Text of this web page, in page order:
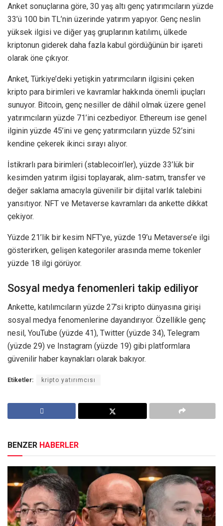
Anket sonuçlarına göre, 30 yaş altı genç yatırımcıların yüzde
33’ü 100 bin TL’nin üzerinde yatırım yapıyor. Genç neslin
yüksek ilgisi ve diğer yaş gruplarının katılımı, ülkede
kriptonun giderek daha fazla kabul gördüğünün bir işareti
olarak öne çıkıyor.
Anket, Türkiye’deki yetişkin yatırımcıların ilgisini çeken
kripto para birimleri ve kavramlar hakkında önemli ipuçları
sunuyor. Bitcoin, genç nesiller de dâhil olmak üzere genel
yatırımcıların yüzde 71’ini cezbediyor. Ethereum ise genel
ilginin yüzde 45’ini ve genç yatırımcıların yüzde 52’sini
kendine çekerek ikinci sırayı alıyor.
İstikrarlı para birimleri (stablecoin’ler), yüzde 33’lük bir
kesimden yatırım ilgisi toplayarak, alım-satım, transfer ve
değer saklama amacıyla güvenilir bir dijital varlık talebini
yansıtıyor. NFT ve Metaverse kavramları da ankette dikkat
çekiyor.
Yüzde 21’lik bir kesim NFT’ye, yüzde 19’u Metaverse’e ilgi
gösterirken, gelişen kategoriler arasında meme tokenler
yüzde 18 ilgi görüyor.
Sosyal medya fenomenleri takip ediliyor
Ankette, katılımcıların yüzde 27’si kripto dünyasına girişi
sosyal medya fenomenlerine dayandırıyor. Özellikle genç
nesil, YouTube (yüzde 41), Twitter (yüzde 34), Telegram
(yüzde 29) ve Instagram (yüzde 19) gibi platformlara
güvenilir haber kaynakları olarak bakıyor.
Etiketler: kripto yatırımcısı
BENZER HABERLER